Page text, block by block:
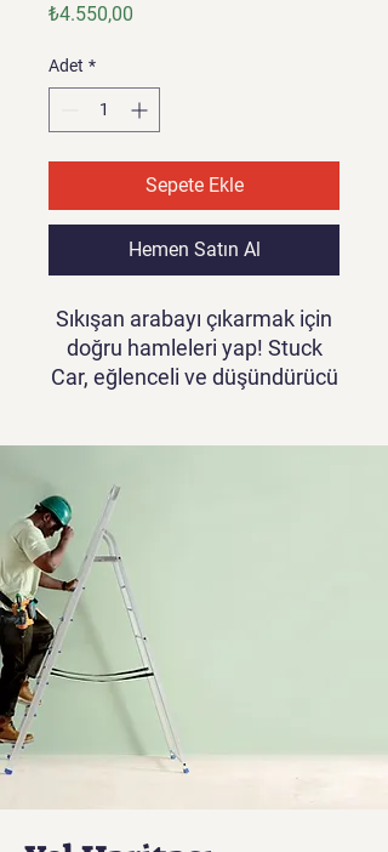
₺4.550,00
Adet *
Sepete Ekle
Hemen Satın Al
Sıkışan arabayı çıkarmak için
doğru hamleleri yap! Stuck
Car, eğlenceli ve düşündürücü
Zeka geliştiren bulmacalar
Bağımlılık yapan oyun
Pasif gelir fırsatı
Hemen oyna, kilitli araçları
kurtar ve kazanmaya başla!
Oyun videosunu görmek için
tıklayınız